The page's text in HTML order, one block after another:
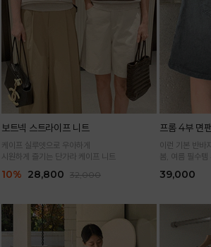
보트넥 스트라이프 니트
케이프 실루엣으로 우아하게
시원하게 즐기는 단가라 케이프 니트
10% 28,800 32,000
프롬 4부 면
이런 기본 반바
봄, 여름 필수
39,000